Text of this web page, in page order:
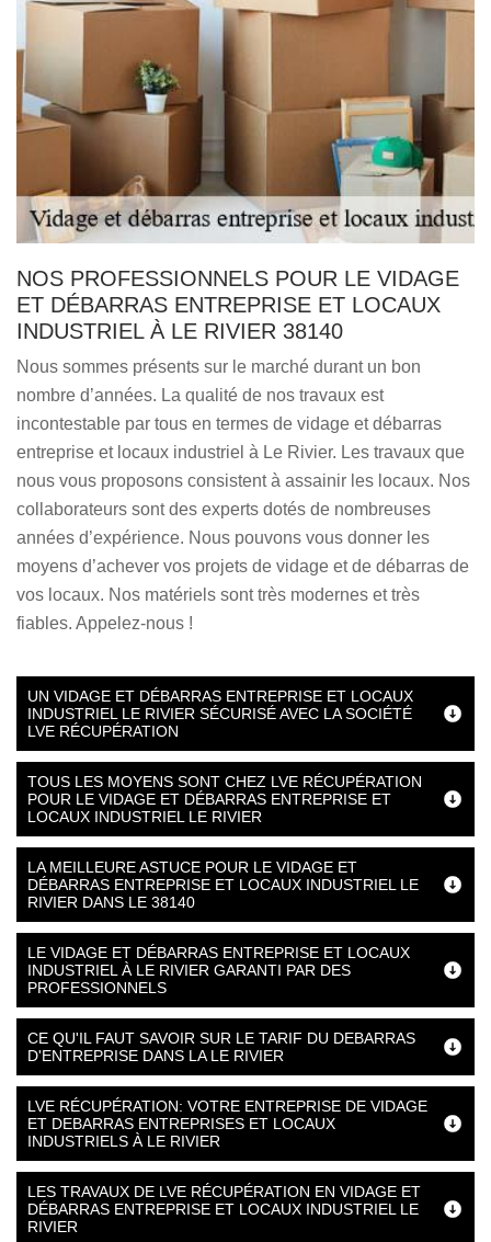
NOS PROFESSIONNELS POUR LE VIDAGE
ET DÉBARRAS ENTREPRISE ET LOCAUX
INDUSTRIEL À LE RIVIER 38140
Nous sommes présents sur le marché durant un bon
nombre d’années. La qualité de nos travaux est
incontestable par tous en termes de vidage et débarras
entreprise et locaux industriel à Le Rivier. Les travaux que
nous vous proposons consistent à assainir les locaux. Nos
collaborateurs sont des experts dotés de nombreuses
années d’expérience. Nous pouvons vous donner les
moyens d’achever vos projets de vidage et de débarras de
vos locaux. Nos matériels sont très modernes et très
fiables. Appelez-nous !
UN VIDAGE ET DÉBARRAS ENTREPRISE ET LOCAUX
INDUSTRIEL LE RIVIER SÉCURISÉ AVEC LA SOCIÉTÉ
LVE RÉCUPÉRATION
TOUS LES MOYENS SONT CHEZ LVE RÉCUPÉRATION
POUR LE VIDAGE ET DÉBARRAS ENTREPRISE ET
LOCAUX INDUSTRIEL LE RIVIER
LA MEILLEURE ASTUCE POUR LE VIDAGE ET
DÉBARRAS ENTREPRISE ET LOCAUX INDUSTRIEL LE
RIVIER DANS LE 38140
LE VIDAGE ET DÉBARRAS ENTREPRISE ET LOCAUX
INDUSTRIEL À LE RIVIER GARANTI PAR DES
PROFESSIONNELS
CE QU'IL FAUT SAVOIR SUR LE TARIF DU DEBARRAS
D'ENTREPRISE DANS LA LE RIVIER
LVE RÉCUPÉRATION: VOTRE ENTREPRISE DE VIDAGE
ET DEBARRAS ENTREPRISES ET LOCAUX
INDUSTRIELS À LE RIVIER
LES TRAVAUX DE LVE RÉCUPÉRATION EN VIDAGE ET
DÉBARRAS ENTREPRISE ET LOCAUX INDUSTRIEL LE
RIVIER